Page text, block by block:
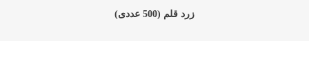
زرد قلم (500 عددی)